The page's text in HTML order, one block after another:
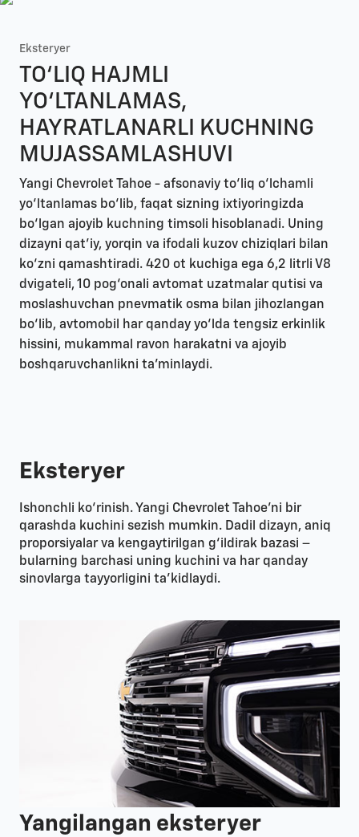
Eksteryer
TO‘LIQ HAJMLI
YO‘LTANLAMAS,
HAYRATLANARLI KUCHNING
MUJASSAMLASHUVI
Yangi Chevrolet Tahoe - afsonaviy to‘liq o‘lchamli
yo‘ltanlamas bo‘lib, faqat sizning ixtiyoringizda
bo‘lgan ajoyib kuchning timsoli hisoblanadi. Uning
dizayni qat’iy, yorqin va ifodali kuzov chiziqlari bilan
ko‘zni qamashtiradi. 420 ot kuchiga ega 6,2 litrli V8
dvigateli, 10 pog‘onali avtomat uzatmalar qutisi va
moslashuvchan pnevmatik osma bilan jihozlangan
bo‘lib, avtomobil har qanday yo‘lda tengsiz erkinlik
hissini, mukammal ravon harakatni va ajoyib
boshqaruvchanlikni ta’minlaydi.
Eksteryer
Ishonchli ko‘rinish. Yangi Chevrolet Tahoe’ni bir
qarashda kuchini sezish mumkin. Dadil dizayn, aniq
proporsiyalar va kengaytirilgan g‘ildirak bazasi –
bularning barchasi uning kuchini va har qanday
sinovlarga tayyorligini ta’kidlaydi.
Yangilangan eksteryer